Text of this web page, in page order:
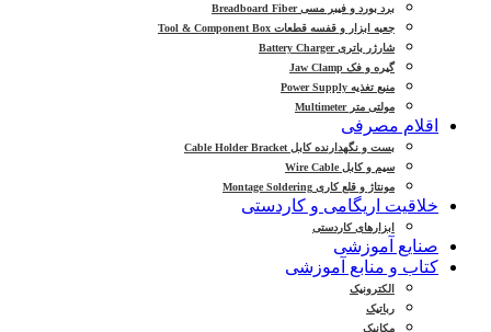
برد بورد و فیبر مسی Breadboard Fiber
جعبه ابزار و قفسه قطعات Tool & Component Box
شارژر باتری Battery Charger
گیره و فک Jaw Clamp
منبع تغذیه Power Supply
مولتی متر Multimeter
اقلام مصرفی
بست و نگهدارنده کابل Cable Holder Bracket
سیم و کابل Wire Cable
مونتاژ و قلع کاری Montage Soldering
خلاقیت اریگامی و کاردستی
ابزارهای کاردستی
صنایع آموزشی
کتاب و منابع آموزشی
الکترونیک
رباتیک
مکانیک